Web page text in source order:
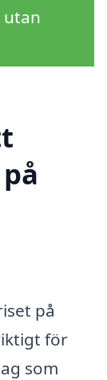
utan
på
för
som